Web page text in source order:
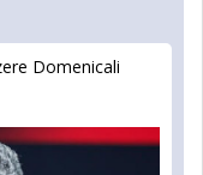
Domenicali